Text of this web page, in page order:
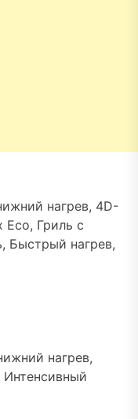
нагрев, 4D-
Eco, Гриль с
Быстрый нагрев,
нагрев,
Интенсивный